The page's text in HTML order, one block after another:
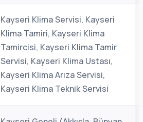
Kayseri Klima Servisi, Kayseri
Klima Tamiri, Kayseri Klima
Tamircisi, Kayseri Klima Tamir
Servisi, Kayseri Klima Ustası,
Kayseri Klima Arıza Servisi,
Kayseri Klima Teknik Servisi